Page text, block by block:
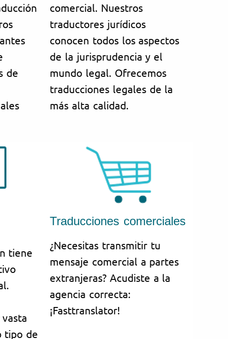
de
comercial. Nuestros
traductores jurídicos
conocen todos los aspectos
de la jurisprudencia y el
mundo legal. Ofrecemos
traducciones legales de la
más alta calidad.
tiene
tipo de
Traducciones comerciales
¿Necesitas transmitir tu
mensaje comercial a partes
extranjeras? Acudiste a la
agencia correcta:
¡Fasttranslator!